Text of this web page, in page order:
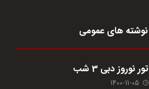
نوشته های عمومی
تور نوروز دبی 3 شب
1400-11-05